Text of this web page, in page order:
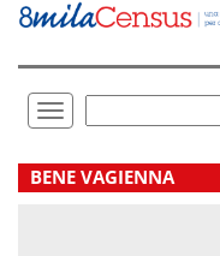
Vai
direttamente
Toggle
navigation
.
BENE VAGIENNA